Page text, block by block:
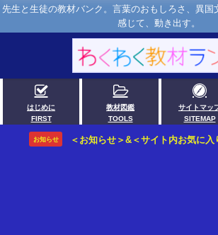
先生と生徒の教材バンク。言葉のおもしろさ、異国
感じて、動き出す。
はじめに
FIRST
教材図鑑
TOOLS
サイトマッ
SITEMAP
お知らせ ＜お知らせ＞&＜サイト内お気に入